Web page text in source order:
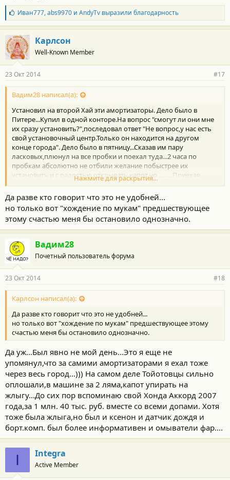
Б
л
а
г
о
д
а
н
о
с
и
:
Иван777,abs9970и AndyTvвыразили благодарность
Карлсон
Well-Known Member
23 Окт 2014 #17
Вадим28 написал(а):
Установил на второй Хай эти амортизаторы. Дело было в
Питере...Купил в одной конторе.На вопрос "смогут ли они мне
их сразу установить?",последовал ответ "Не вопрос,у нас есть
свой установочный центр.Только он находится на другом
конце города". Дело было в пятницу...Сказав им пару
ласковых,плюнул на все пробки и поехал туда...2 часа по
пробкам абсолютно не отбили желание побыстрее их
установить и с радостью открывать капот,но..........Приехав
туда,прождал еще полчаса,так как мастер был занят...После
того,как загнали машину в бокс,вдруг выяснилось что у них
просто-напросто нет этого хитрого заклепочника и никогда не
было...Феномен!!! Далее последовала езда по магазинам и
различным сервисам в поисках этого самого заклепочника. И
как назло его нигде не было...Таким злым я себя не
помню...Приехав домой,сел за комп и начал его искать по
интернету...Нашел...Ценник 4500 руб...Ради двух заклепок
покупать,это тупость,особенно если в дальнейшем он на хрен
не нужен...По телефону договорился с продавцов,что он мне на
месте,за 500 руб,даст поставить эти злосчастные
заклепки...Установил...Теперь счастлив...Действительно гораздо
удобнее...
Нажмите для раскрытия...
Да разве кто говорит что это не удобней...
но только вот "хождение по мукам" предшествующее
этому счастью меня бы остановило однозначно.
Вадим28
Почетный пользователь форума
23 Окт 2014 #18
Карлсон написал(а):
Да разве кто говорит что это не удобней...
но только вот "хождение по мукам" предшествующее этому
счастью меня бы остановило однозначно.
Да уж...Был явно не мой день...Это я еще не
упомянул,что за самими амортизаторами я ехал тоже
через весь город...))) На самом деле Тойотовцы сильно
оплошали,в машине за 2 ляма,капот упирать на
жлыгу...До сих пор вспоминаю свой Хонда Аккорд 2007
года,за 1 млн. 40 тыс. руб. вместе со всеми допами. Хотя
тоже была жлыга,но был и ксенон и датчик дождя и
борт.комп. был более информативен и омыватели фар....
I Integra
Active Member